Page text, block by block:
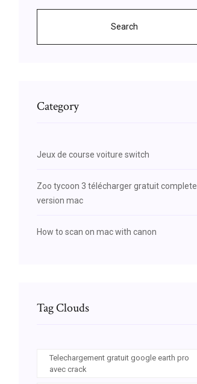
Search
Category
Jeux de course voiture switch
Zoo tycoon 3 télécharger gratuit complete
version mac
How to scan on mac with canon
Tag Clouds
Telechargement gratuit google earth pro
avec crack